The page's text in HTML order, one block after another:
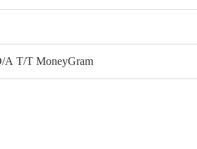
A T/T MoneyGram